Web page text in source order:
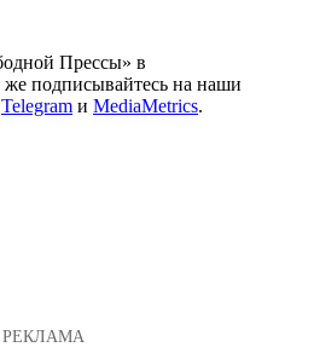
Прессы» в
же подписывайтесь на наши
Telegram и MediaMetrics.